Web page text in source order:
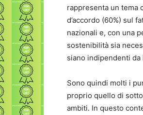
rappresenta un tema
d’accordo (60%) sul
nazionali e, con una
sostenibilità sia
siano indipendenti
Sono quindi molti i
proprio quello di
ambiti. In questo